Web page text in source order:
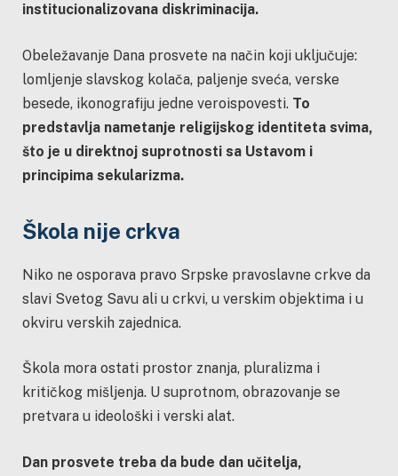
institucionalizovana diskriminacija.
Obeležavanje Dana prosvete na način koji uključuje:
lomljenje slavskog kolača, paljenje sveća, verske
besede, ikonografiju jedne veroispovesti. To
predstavlja nametanje religijskog identiteta svima,
što je u direktnoj suprotnosti sa Ustavom i
principima sekularizma.
Škola nije crkva
Niko ne osporava pravo Srpske pravoslavne crkve da
slavi Svetog Savu ali u crkvi, u verskim objektima i u
okviru verskih zajednica.
Škola mora ostati prostor znanja, pluralizma i
kritičkog mišljenja. U suprotnom, obrazovanje se
pretvara u ideološki i verski alat.
Dan prosvete treba da bude dan učitelja,